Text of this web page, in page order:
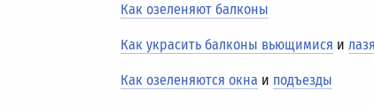
Как озеленяют балконы
Как украсить балконы вьющимися и
Как озеленяются окна и подъезды